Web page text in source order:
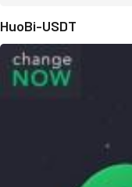
HuoBi-USDT